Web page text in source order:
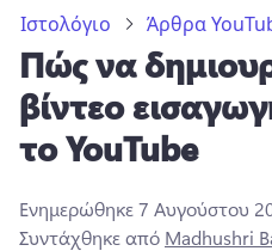
Είσοδος
Ιστολόγιο Άρθρα
Πώς να
βίντεο
το YouTube
Ενημερώθηκε7 Αυγούστου
Συντάχθηκε από Madhushri